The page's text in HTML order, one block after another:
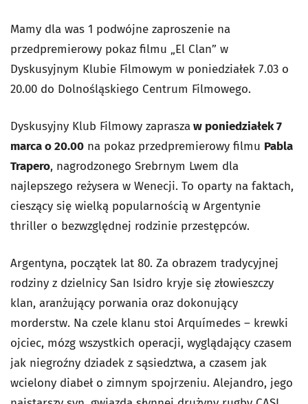
Mamy dla was 1 podwójne zaproszenie na
przedpremierowy pokaz filmu „El Clan” w
Dyskusyjnym Klubie Filmowym w poniedziałek 7.03 o
20.00 do Dolnośląskiego Centrum Filmowego.
Dyskusyjny Klub Filmowy zapraszaw poniedziałek 7
marca o 20.00 na pokaz przedpremierowy filmu Pabla
Trapero, nagrodzonego Srebrnym Lwem dla
najlepszego reżysera w Wenecji. To oparty na faktach,
cieszący się wielką popularnością w Argentynie
thriller o bezwzględnej rodzinie przestępców.
Argentyna, początek lat 80. Za obrazem tradycyjnej
rodziny z dzielnicy San Isidro kryje się złowieszczy
klan, aranżujący porwania oraz dokonujący
morderstw. Na czele klanu stoi Arquímedes – krewki
ojciec, mózg wszystkich operacji, wyglądający czasem
jak niegroźny dziadek z sąsiedztwa, a czasem jak
wcielony diabeł o zimnym spojrzeniu. Alejandro, jego